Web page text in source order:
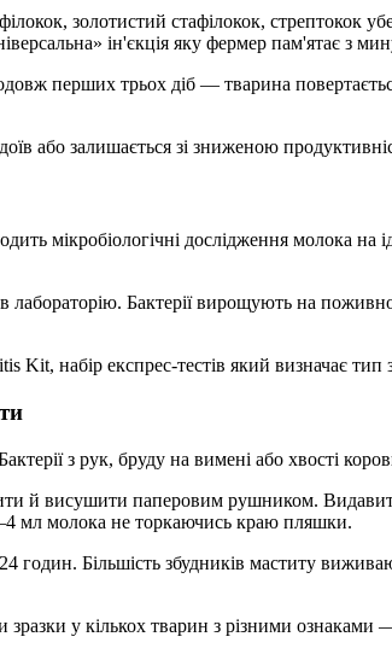
золотистий стафілокок, стрептокок
ін'єкція яку фермер пам'ятає з
перших трьох діб — тварина
або залишається зі зниженою
мікробіологічні дослідження молока на
Бактерії вирощують на
набір експрес-тестів який визначає тип
з рук, бруду на вимені або хвості
й висушити паперовим рушником.
мл молока не торкаючись краю пляшки.
24 годин. Більшість збудників маститу
у кількох тварин з різними